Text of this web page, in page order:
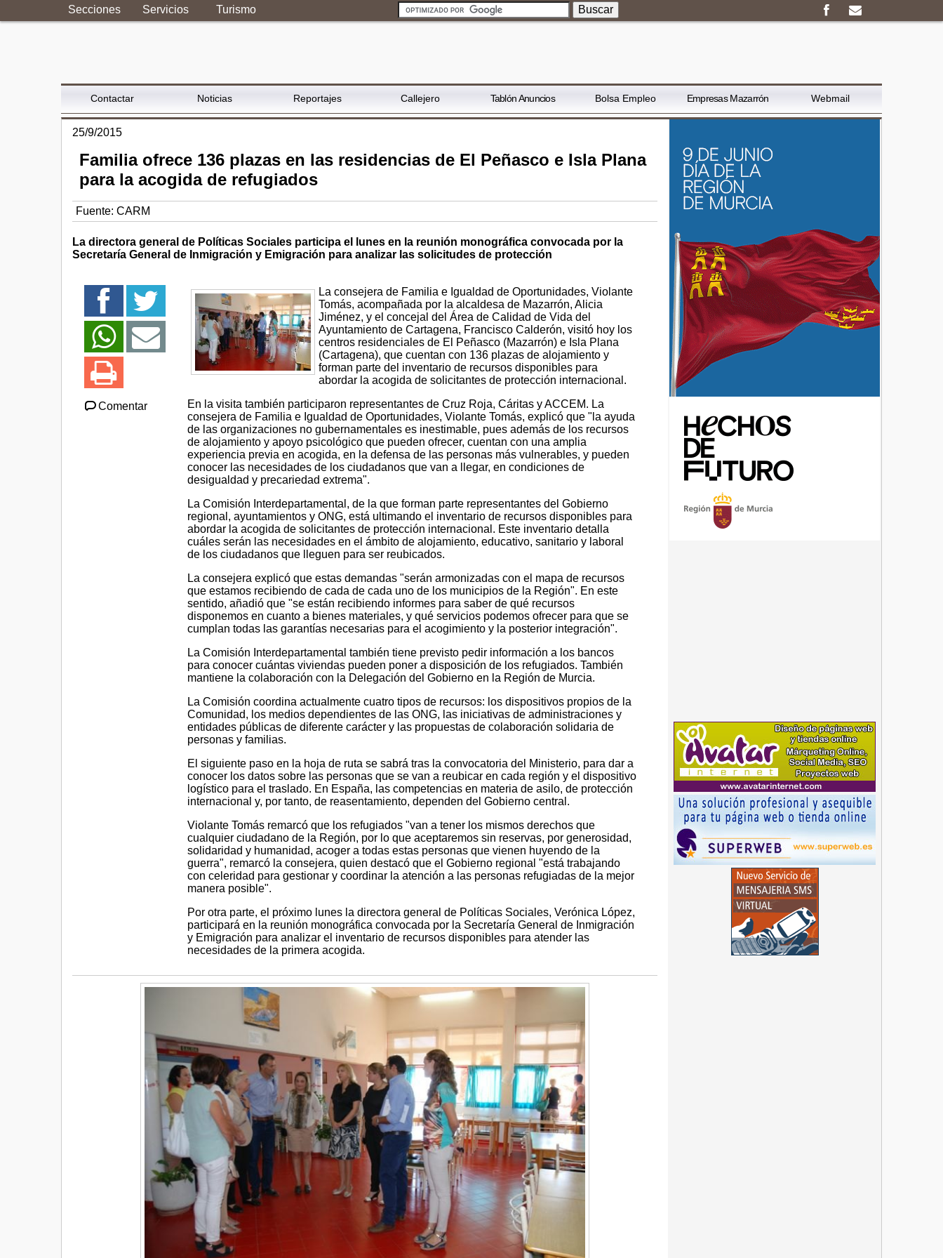
Secciones Servicios Turismo
Contactar Noticias Reportajes Callejero Tablón Anuncios Bolsa Empleo Empresas Mazarrón Webmail
25/9/2015
Familia ofrece 136 plazas en las residencias de El Peñasco e Isla Plana
para la acogida de refugiados
Fuente: CARM
La directora general de Políticas Sociales participa el lunes en la reunión monográfica convocada por la
Secretaría General de Inmigración y Emigración para analizar las solicitudes de protección
Comentar
La consejera de Familia e Igualdad de Oportunidades, Violante
Tomás, acompañada por la alcaldesa de Mazarrón, Alicia
Jiménez, y el concejal del Área de Calidad de Vida del
Ayuntamiento de Cartagena, Francisco Calderón, visitó hoy los
centros residenciales de El Peñasco (Mazarrón) e Isla Plana
(Cartagena), que cuentan con 136 plazas de alojamiento y
forman parte del inventario de recursos disponibles para
abordar la acogida de solicitantes de protección internacional.
En la visita también participaron representantes de Cruz Roja, Cáritas y ACCEM. La
consejera de Familia e Igualdad de Oportunidades, Violante Tomás, explicó que "la ayuda
de las organizaciones no gubernamentales es inestimable, pues además de los recursos
de alojamiento y apoyo psicológico que pueden ofrecer, cuentan con una amplia
experiencia previa en acogida, en la defensa de las personas más vulnerables, y pueden
conocer las necesidades de los ciudadanos que van a llegar, en condiciones de
desigualdad y precariedad extrema".
La Comisión Interdepartamental, de la que forman parte representantes del Gobierno
regional, ayuntamientos y ONG, está ultimando el inventario de recursos disponibles para
abordar la acogida de solicitantes de protección internacional. Este inventario detalla
cuáles serán las necesidades en el ámbito de alojamiento, educativo, sanitario y laboral
de los ciudadanos que lleguen para ser reubicados.
La consejera explicó que estas demandas "serán armonizadas con el mapa de recursos
que estamos recibiendo de cada de cada uno de los municipios de la Región". En este
sentido, añadió que "se están recibiendo informes para saber de qué recursos
disponemos en cuanto a bienes materiales, y qué servicios podemos ofrecer para que se
cumplan todas las garantías necesarias para el acogimiento y la posterior integración".
La Comisión Interdepartamental también tiene previsto pedir información a los bancos
para conocer cuántas viviendas pueden poner a disposición de los refugiados. También
mantiene la colaboración con la Delegación del Gobierno en la Región de Murcia.
La Comisión coordina actualmente cuatro tipos de recursos: los dispositivos propios de la
Comunidad, los medios dependientes de las ONG, las iniciativas de administraciones y
entidades públicas de diferente carácter y las propuestas de colaboración solidaria de
personas y familias.
El siguiente paso en la hoja de ruta se sabrá tras la convocatoria del Ministerio, para dar a
conocer los datos sobre las personas que se van a reubicar en cada región y el dispositivo
logístico para el traslado. En España, las competencias en materia de asilo, de protección
internacional y, por tanto, de reasentamiento, dependen del Gobierno central.
Violante Tomás remarcó que los refugiados "van a tener los mismos derechos que
cualquier ciudadano de la Región, por lo que aceptaremos sin reservas, por generosidad,
solidaridad y humanidad, acoger a todas estas personas que vienen huyendo de la
guerra", remarcó la consejera, quien destacó que el Gobierno regional "está trabajando
con celeridad para gestionar y coordinar la atención a las personas refugiadas de la mejor
manera posible".
Por otra parte, el próximo lunes la directora general de Políticas Sociales, Verónica López,
participará en la reunión monográfica convocada por la Secretaría General de Inmigración
y Emigración para analizar el inventario de recursos disponibles para atender las
necesidades de la primera acogida.